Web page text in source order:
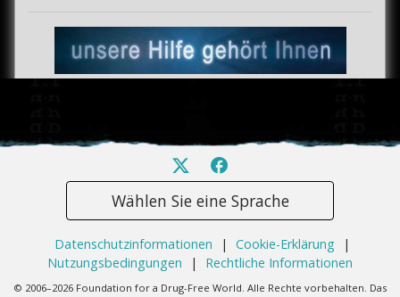
Wählen Sie eine Sprache
Datenschutzinformationen | Cookie-Erklärung
|
Nutzungsbedingungen
| Rechtliche Informationen
© 2006–2026 Foundation for a Drug-Free World. Alle Rechte vorbehalten. Das